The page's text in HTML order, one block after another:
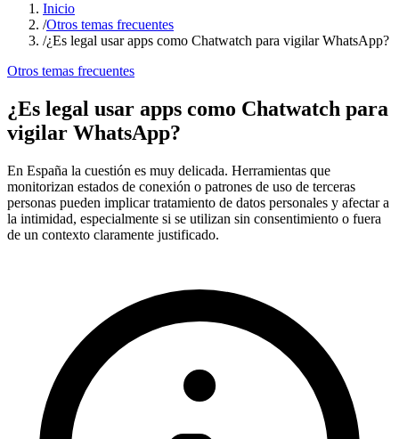
Inicio
/Otros temas frecuentes
/¿Es legal usar apps como Chatwatch para vigilar WhatsApp?
Otros temas frecuentes
¿Es legal usar apps como Chatwatch para
vigilar WhatsApp?
En España la cuestión es muy delicada. Herramientas que
monitorizan estados de conexión o patrones de uso de terceras
personas pueden implicar tratamiento de datos personales y afectar a
la intimidad, especialmente si se utilizan sin consentimiento o fuera
de un contexto claramente justificado.